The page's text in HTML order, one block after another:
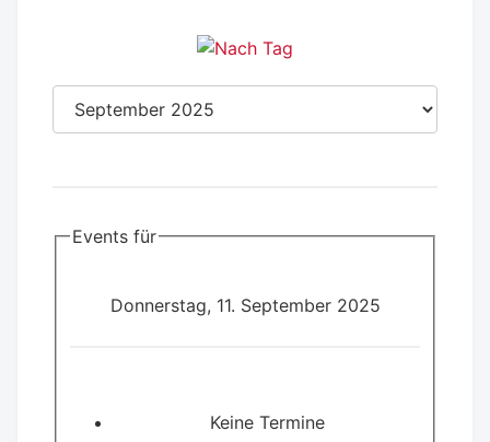
Events für
Donnerstag, 11. September 2025
Keine Termine